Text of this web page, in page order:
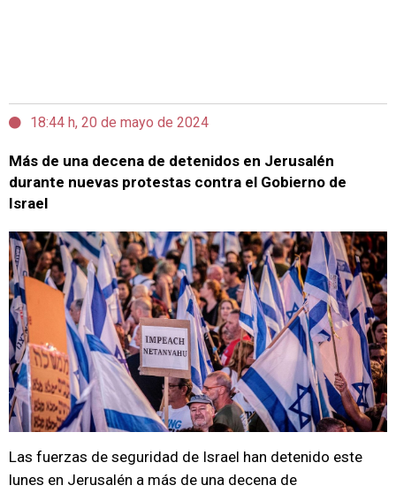
18:44 h, 20 de mayo de 2024
Más de una decena de detenidos en Jerusalén
durante nuevas protestas contra el Gobierno de
Israel
Las fuerzas de seguridad de Israel han detenido este
lunes en Jerusalén a más de una decena de